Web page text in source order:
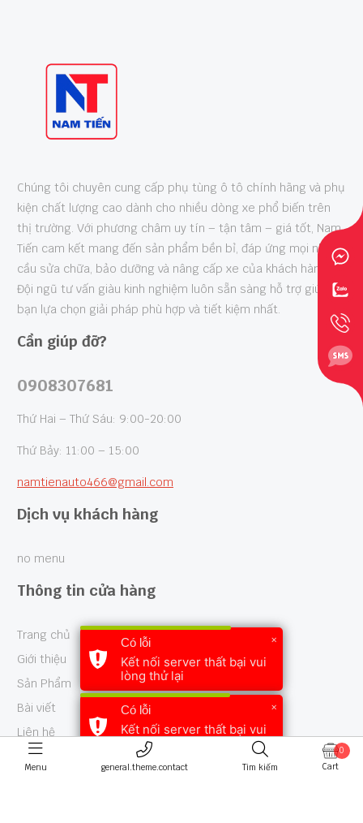
Menu general.theme.contact Tìm kiếm
0
Cart
Chúng tôi chuyên cung cấp phụ tùng ô tô chính hãng và phụ
kiện chất lượng cao dành cho nhiều dòng xe phổ biến trên
thị trường. Với phương châm uy tín – tận tâm – giá tốt, Nam
Tiến cam kết mang đến sản phẩm bền bỉ, đáp ứng mọi nhu
cầu sửa chữa, bảo dưỡng và nâng cấp xe của khách hàng.
Đội ngũ tư vấn giàu kinh nghiệm luôn sẵn sàng hỗ trợ giúp
bạn lựa chọn giải pháp phù hợp và tiết kiệm nhất.
Cần giúp đỡ?
0908307681
Thứ Hai – Thứ Sáu: 9:00-20:00
Thứ Bảy: 11:00 – 15:00
namtienauto466@gmail.com
Dịch vụ khách hàng
no menu
Thông tin cửa hàng
Trang chủ
Giới thiệu
Sản Phẩm
Bài viết
Liên hệ
×
Có lỗi
Kết nối server thất bại vui
lòng thử lại
×
Có lỗi
Kết nối server thất bại vui
lòng thử lại